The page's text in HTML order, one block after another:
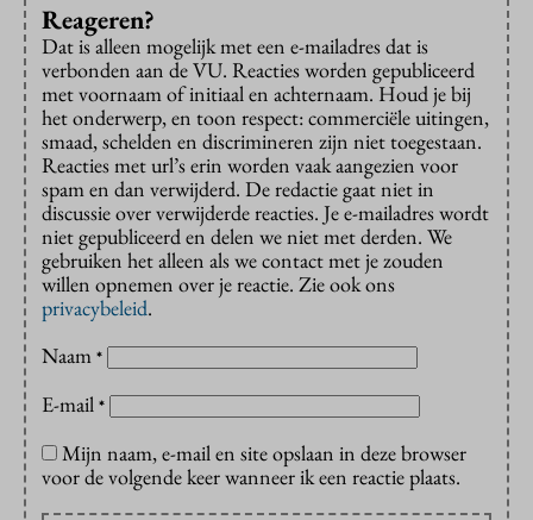
Reageren?
Dat is alleen mogelijk met een e-mailadres dat is
verbonden aan de VU. Reacties worden gepubliceerd
met voornaam of initiaal en achternaam. Houd je bij
het onderwerp, en toon respect: commerciële uitingen,
smaad, schelden en discrimineren zijn niet toegestaan.
Reacties met url’s erin worden vaak aangezien voor
spam en dan verwijderd. De redactie gaat niet in
discussie over verwijderde reacties. Je e-mailadres wordt
niet gepubliceerd en delen we niet met derden. We
gebruiken het alleen als we contact met je zouden
willen opnemen over je reactie. Zie ook ons
privacybeleid.
Naam *
E-mail *
Mijn naam, e-mail en site opslaan in deze browser
voor de volgende keer wanneer ik een reactie plaats.